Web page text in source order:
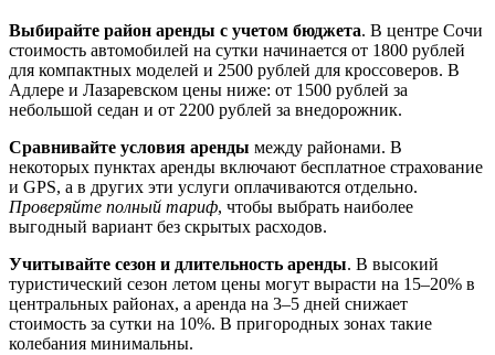
Выбирайте район аренды с учетом бюджета. В центре Сочи
стоимость автомобилей на сутки начинается от 1800 рублей
для компактных моделей и 2500 рублей для кроссоверов. В
Адлере и Лазаревском цены ниже: от 1500 рублей за
небольшой седан и от 2200 рублей за внедорожник.
Сравнивайте условия аренды между районами. В
некоторых пунктах аренды включают бесплатное страхование
и GPS, а в других эти услуги оплачиваются отдельно.
Проверяйте полный тариф, чтобы выбрать наиболее
выгодный вариант без скрытых расходов.
Учитывайте сезон и длительность аренды. В высокий
туристический сезон летом цены могут вырасти на 15–20% в
центральных районах, а аренда на 3–5 дней снижает
стоимость за сутки на 10%. В пригородных зонах такие
колебания минимальны.